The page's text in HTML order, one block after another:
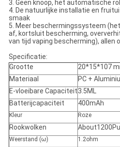
3. Geen knoop, het automatische
4. De natuurlijke installatie en
smaak
5. Meer beschermingssysteem
af, kortsluit bescherming,
van tijd vaping bescherming), allen
Specificatie:
Grootte
20*15*107
Materiaal
PC +
E-vloeibare Capaciteit3.5ML
Batterijcapaciteit
400mAh
Kleur Roze
Rookwolken
Weerstand (ω)
1.2ohm